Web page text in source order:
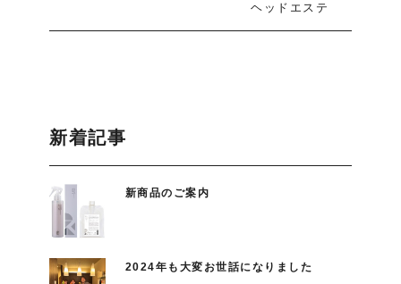
ヘッドエステ
新着記事
新商品のご案内
2024年も大変お世話になりました